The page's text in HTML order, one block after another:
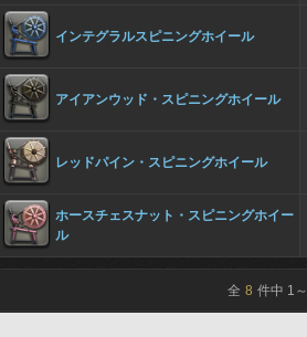
インテグラルスピニングホイール
アイアンウッド・スピニングホイール
レッドパイン・スピニングホイール
ホースチェスナット・スピニングホイー
ル
全 8 件中 1 ～